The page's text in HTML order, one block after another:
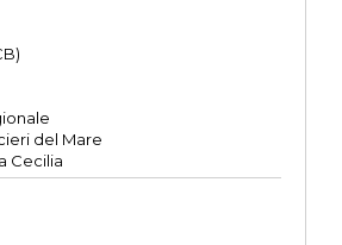
del Mare
Cecilia